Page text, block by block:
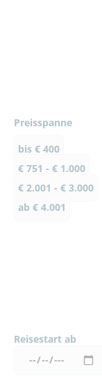
Preisspanne
bis € 400
€ 751 - € 1.000
€ 2.001 - € 3.000
ab € 4.001
Reisestart ab